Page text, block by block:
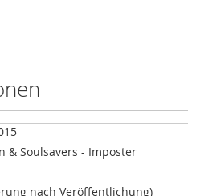
& Soulsavers - Imposter
nach Veröffentlichung)